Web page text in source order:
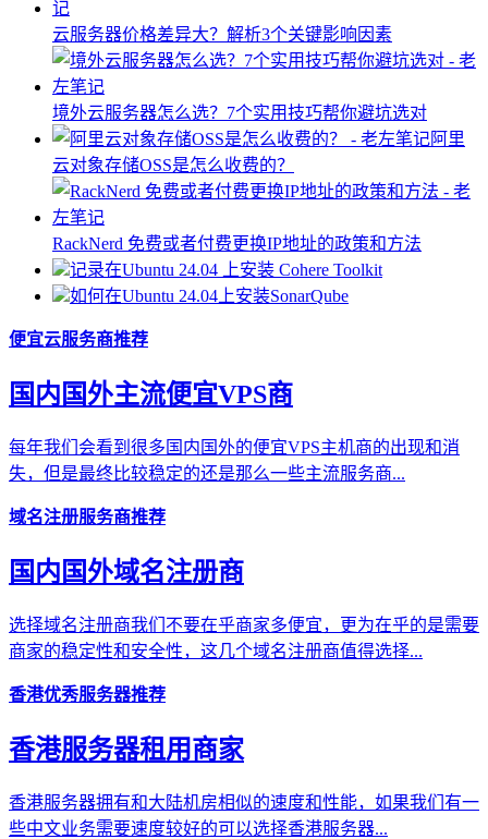
云服务器价格差异大？解析3个关键影响因素
境外云服务器怎么选？7个实用技巧帮你避坑选对
阿里
云对象存储OSS是怎么收费的？
RackNerd 免费或者付费更换IP地址的政策和方法
记录在Ubuntu 24.04 上安装 Cohere Toolkit
如何在Ubuntu 24.04上安装SonarQube
便宜云服务商推荐
国内国外主流便宜VPS商
每年我们会看到很多国内国外的便宜VPS主机商的出现和消
失，但是最终比较稳定的还是那么一些主流服务商...
域名注册服务商推荐
国内国外域名注册商
选择域名注册商我们不要在乎商家多便宜，更为在乎的是需要
商家的稳定性和安全性，这几个域名注册商值得选择...
香港优秀服务器推荐
香港服务器租用商家
香港服务器拥有和大陆机房相似的速度和性能，如果我们有一
些中文业务需要速度较好的可以选择香港服务器...